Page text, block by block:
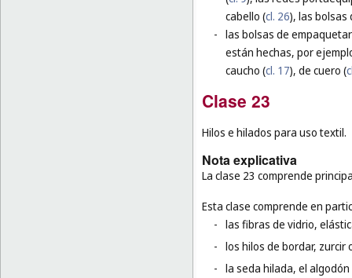
cabello (cl. 26), las bolsas
- las bolsas de
están hechas, por
caucho (cl. 17), de cuero (
Clase 23
Hilos e hilados para uso textil.
Nota explicativa
La clase 23 comprende
Esta clase comprende en
- las fibras de vidrio,
- los hilos de bordar, zurcir
- la seda hilada, el